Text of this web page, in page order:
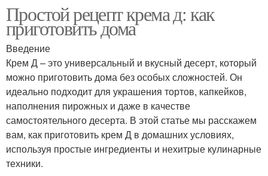
Простой рецепт крема д: как
приготовить дома
Введение
Крем Д – это универсальный и вкусный десерт, который
можно приготовить дома без особых сложностей. Он
идеально подходит для украшения тортов, капкейков,
наполнения пирожных и даже в качестве
самостоятельного десерта. В этой статье мы расскажем
вам, как приготовить крем Д в домашних условиях,
используя простые ингредиенты и нехитрые кулинарные
техники.